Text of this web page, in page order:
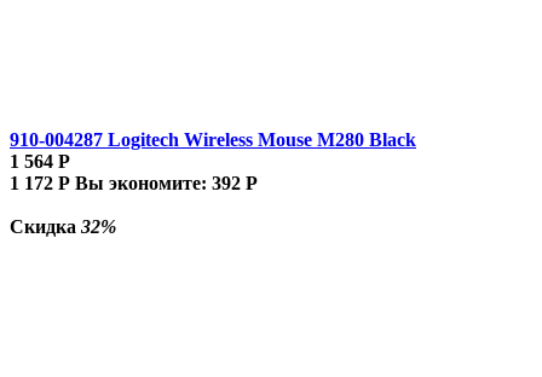
910-004287 Logitech Wireless Mouse M280 Black
1 564 Р
1 172 Р Вы экономите: 392 Р
Скидка 32%